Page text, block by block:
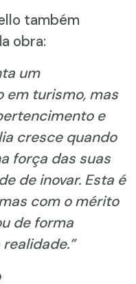
também
obra:
um
turismo, mas
e
cresce quando
força das suas
de inovar. Esta é
com o mérito
de forma